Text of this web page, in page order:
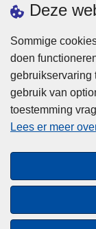
Deze
Sommige
doen
gebruikservaring
gebruik van
toestemming
Lees er meer